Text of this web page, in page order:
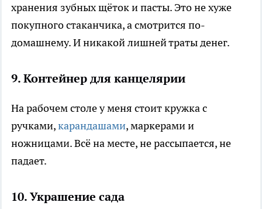
хранения зубных щёток и пасты. Это не хуже
покупного стаканчика, а смотрится по-
домашнему. И никакой лишней траты денег.
9. Контейнер для канцелярии
На рабочем столе у меня стоит кружка с
ручками,карандашами, маркерами и
ножницами. Всё на месте, не рассыпается, не
падает.
10. Украшение сада